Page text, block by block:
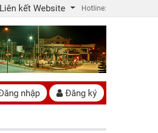
Liên kết Website Hotline:
nhập Đăng ký